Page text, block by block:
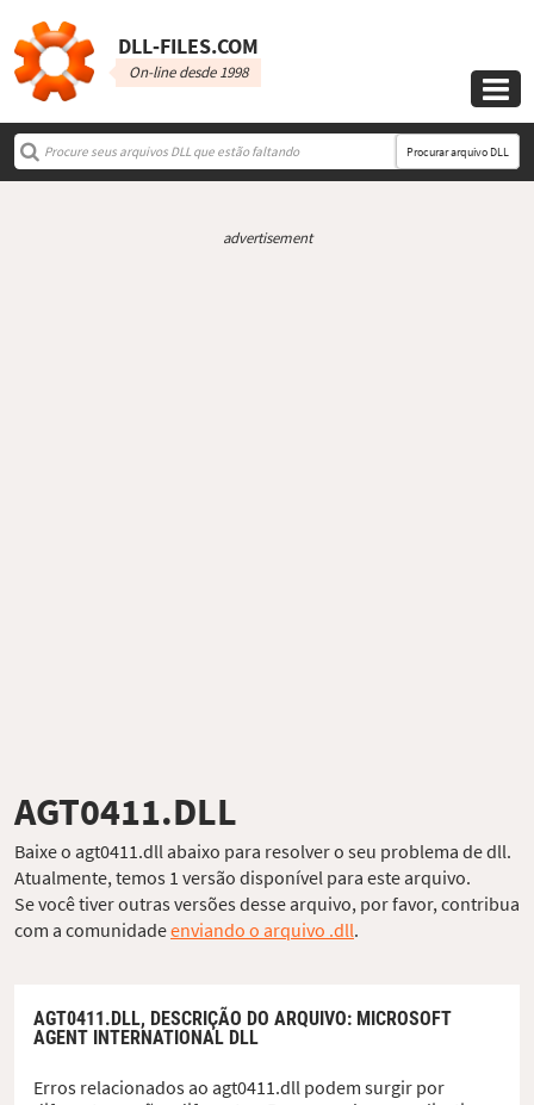
DLL‑FILES.COM
On-line desde 1998

Procurar arquivo DLL
advertisement
AGT0411.DLL
Baixe o agt0411.dll abaixo para resolver o seu problema de dll.
Atualmente, temos 1 versão disponível para este arquivo.
Se você tiver outras versões desse arquivo, por favor, contribua
com a comunidadeenviando o arquivo .dll.
AGT0411.DLL, DESCRIÇÃO DO ARQUIVO: MICROSOFT
AGENT INTERNATIONAL DLL
Erros relacionados ao agt0411.dll podem surgir por